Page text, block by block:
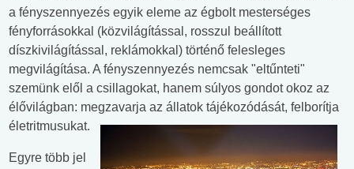
a fényszennyezés egyik eleme az égbolt mesterséges
fényforrásokkal (közvilágítással, rosszul beállított
díszkivilágítással, reklámokkal) történő felesleges
megvilágítása. A fényszennyezés nemcsak "eltűnteti"
szemünk elől a csillagokat, hanem súlyos gondot okoz az
élővilágban: megzavarja az állatok tájékozódását, felborítja
életritmusukat.
Egyre több jel